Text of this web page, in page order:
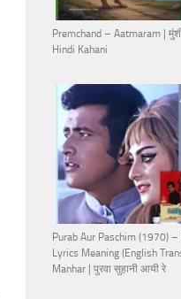
Premchand – Aatmaram |
Hindi Kahani
Purab Aur Paschim (1970)
Lyrics Meaning (English
Manhar | पुरवा सुहानी आयी रे